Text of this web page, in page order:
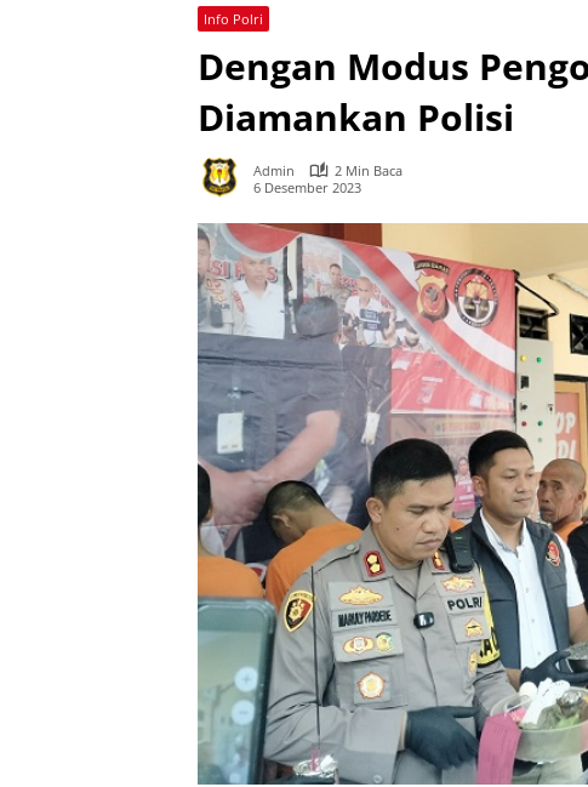
Info Polri
Dengan Modus
Diamankan Polisi
Admin
2 Min Baca
6 Desember 2023